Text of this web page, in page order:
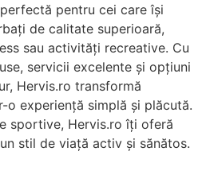
pentru cei care își
de calitate superioară,
sau activități recreative. Cu
servicii excelente și opțiuni
Hervis.ro transformă
o experiență simplă și plăcută.
sportive, Hervis.ro îți oferă
stil de viață activ și sănătos.